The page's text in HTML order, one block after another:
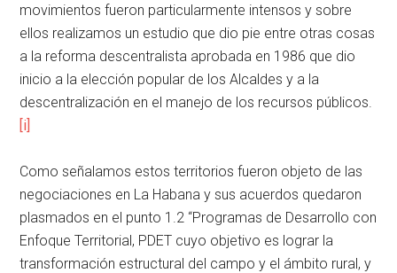
movimientos fueron particularmente intensos y sobre
ellos realizamos un estudio que dio pie entre otras cosas
a la reforma descentralista aprobada en 1986 que dio
inicio a la elección popular de los Alcaldes y a la
descentralización en el manejo de los recursos públicos.
[i]
Como señalamos estos territorios fueron objeto de las
negociaciones en La Habana y sus acuerdos quedaron
plasmados en el punto 1.2 “Programas de Desarrollo con
Enfoque Territorial, PDET cuyo objetivo es lograr la
transformación estructural del campo y el ámbito rural, y